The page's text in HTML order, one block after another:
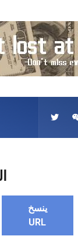
ينسخ
URL